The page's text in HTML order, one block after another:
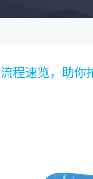
程速览，助你